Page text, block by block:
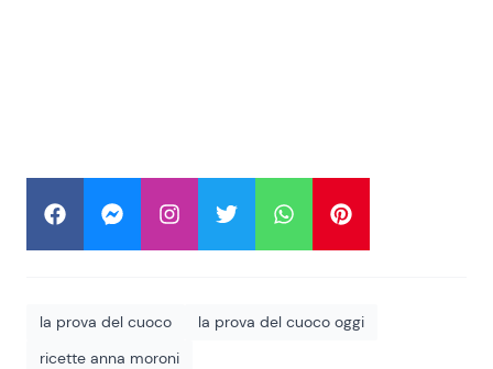
la prova del cuoco
la prova del cuoco oggi
ricette anna moroni